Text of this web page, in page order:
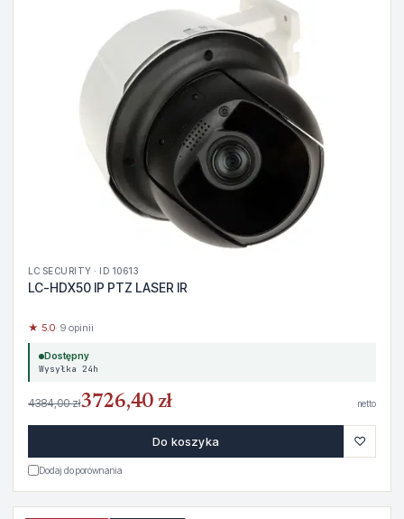
LC SECURITY · ID 10613
LC-HDX50 IP PTZ LASER IR
★ 5.0· 9 opinii
Dostępny
Wysyłka 24h
4384,00 zł3726,40 zł netto
Do koszyka ♡
Dodaj do porównania